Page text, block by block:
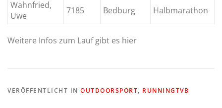
Wahnfried,
Uwe
7185 Bedburg Halbmarathon
Weitere Infos zum Lauf gibt es hier
VERÖFFENTLICHT IN OUTDOORSPORT, RUNNINGTVB